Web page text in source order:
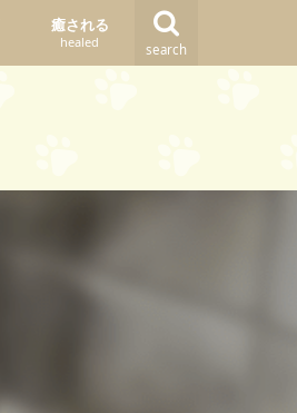
search
癒される
healed